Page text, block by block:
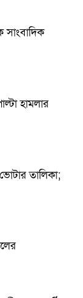
হামলার
ভোটার তালিকা;